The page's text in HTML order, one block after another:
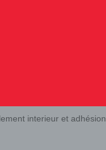
interieur et adhésion